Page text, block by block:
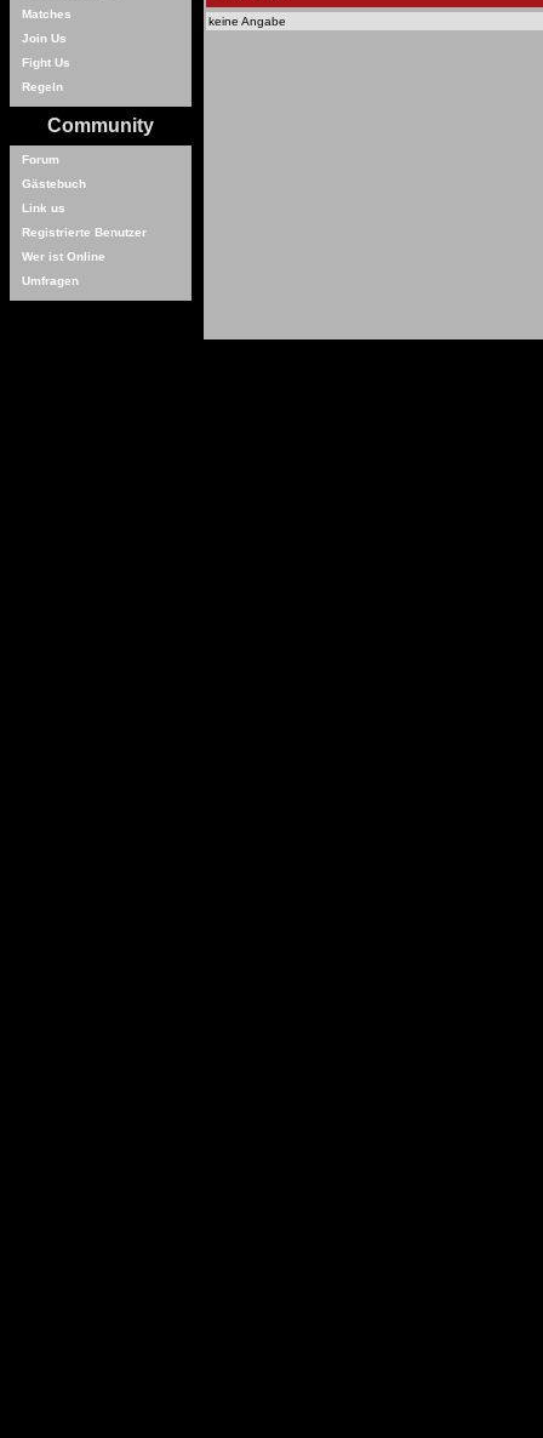
Matches
Join Us
Fight Us
Regeln
Community
Forum
Gästebuch
Link us
Registrierte Benutzer
Wer ist Online
Umfragen
keine Angabe